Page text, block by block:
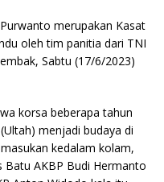
merupakan Kasat
oleh tim panitia dari TNI
Sabtu (17/6/2023)
korsa beberapa tahun
menjadi budaya di
kedalam kolam,
Batu AKBP Budi Hermanto